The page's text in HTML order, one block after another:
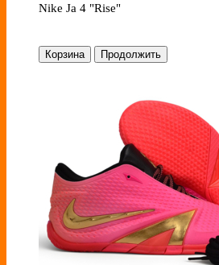
Nike Ja 4 "Rise"
Корзина Продолжить